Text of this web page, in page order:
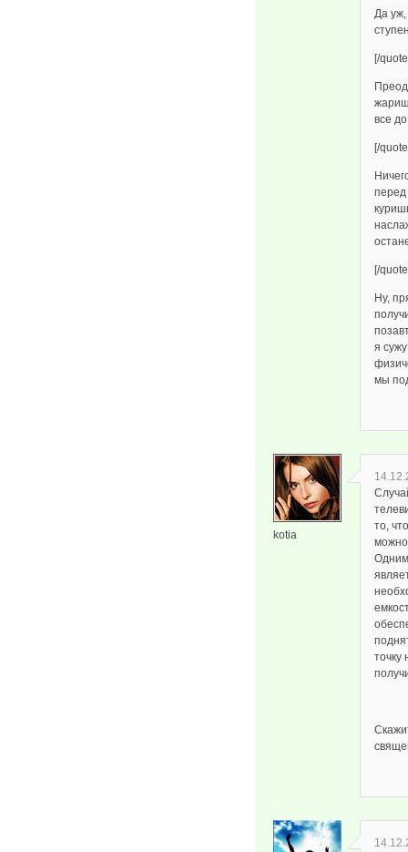
Да уж,
[/
все
[/
[/
Ну,
я
мы
kotia
то,
можно
Одним
точку